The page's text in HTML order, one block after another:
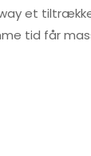
et
tid får